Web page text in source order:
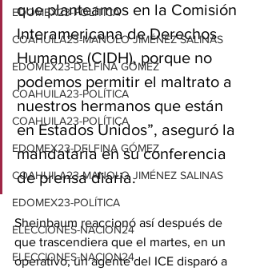
EDOMEX23-POLÍTICA
COAHUILA23-MANOLO JIMÉNEZ SALINAS
EDOMEX23-DELFINA GÓMEZ
COAHUILA23-POLÍTICA
COAHUILA23-POLÍTICA
EDOMEX23-DELFINA GÓMEZ
COAHUILA23-MANOLO JIMÉNEZ SALINAS
EDOMEX23-POLÍTICA
ELECCIONES-NACION24
ELECCIONES-NACION24
que planteamos en la Comisión
Interamericana de Derechos
Humanos (CIDH), porque no
podemos permitir el maltrato a
nuestros hermanos que están
en Estados Unidos”, aseguró la
mandataria en su conferencia
de prensa diaria.
Sheinbaum reaccionó así después de
que trascendiera que el martes, en un
operativo, un agente del ICE disparó a